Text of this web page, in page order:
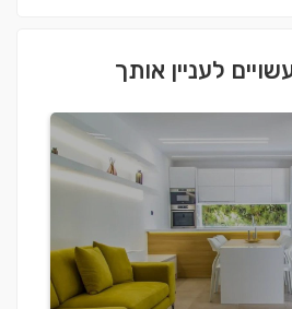
לעניין אותך